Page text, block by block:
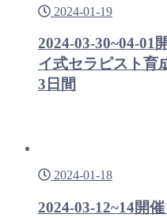
2024-01-19
2024-03-30~04-01
イ式セラピスト
3日間
2024-01-18
2024-03-12~14開